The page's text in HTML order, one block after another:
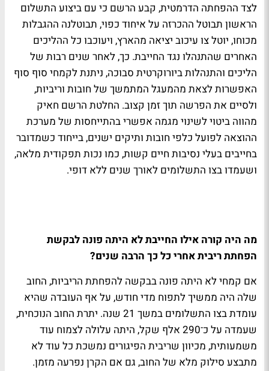
לצד ההפחתה הדרמטית, קבע הרשם כי עם ביצוע התשלום
הראשון תבוטל ההכרזה על איחוד כפוי, תבוטלנה ההגבלות
מכוחו, יוטל צו עיכוב יציאה מהארץ, ויעוכבו כל ההליכים
האחרים שהתנהלו נגד החייבת. כך, לאחר שנים רבות של
הליכים והתנהלות ביורוקרטית סבוכה, ניתנת לקמחי סוף סוף
האפשרות לצאת מהמעגל המתמשך של חובות וריביות,
ולסיים את הפרשה תוך זמן קצוב. החלטת הרשם חאיק
מהווה ביטוי לשינוי מגמה אפשרי בהתייחסות של מערכת
ההוצאה לפועל כלפי חובות ותיקים ישנים, בייחוד כשמדובר
בחייבים בעלי נסיבות חיים קשות, כמו נכות תפקודית מלאה,
ושעמדו בצו התשלומים לאורך שנים ללא דופי.
מה היה קורה אילו החייבת לא היתה פונה לבקשת
הפחתת ריבית אחרי כל כך הרבה שנים?
אם קמחי לא היתה פונה בבקשה להפחתת הריביות, החוב
שלה היה ממשיך לתפוח מדי חודש, על אף העובדה שהיא
עומדת בצו התשלומים במשך 21 שנה. יתרת החוב הנוכחית,
שעמדה על כ־290 אלף שקל, היתה עלולה לצמוח עוד
משמעותית, מכיוון שריבית הפיגורים נמשכת כל עוד לא
מתבצע סילוק מלא של החוב, גם אם הקרן נפרעה מזמן.